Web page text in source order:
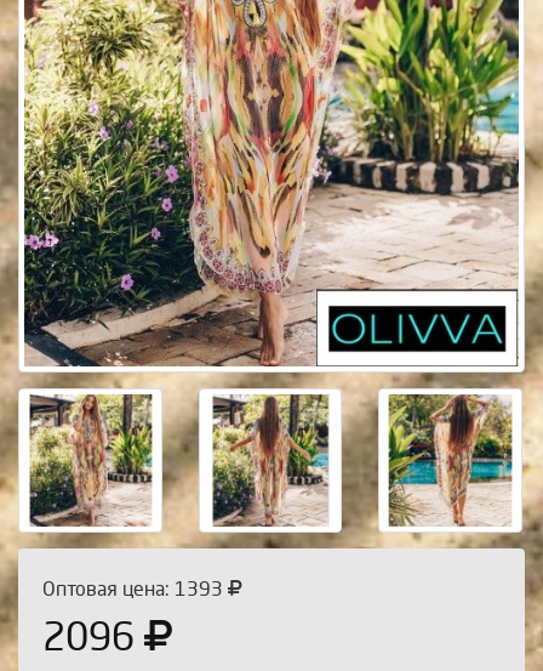
Оптовая цена: 1393
2096